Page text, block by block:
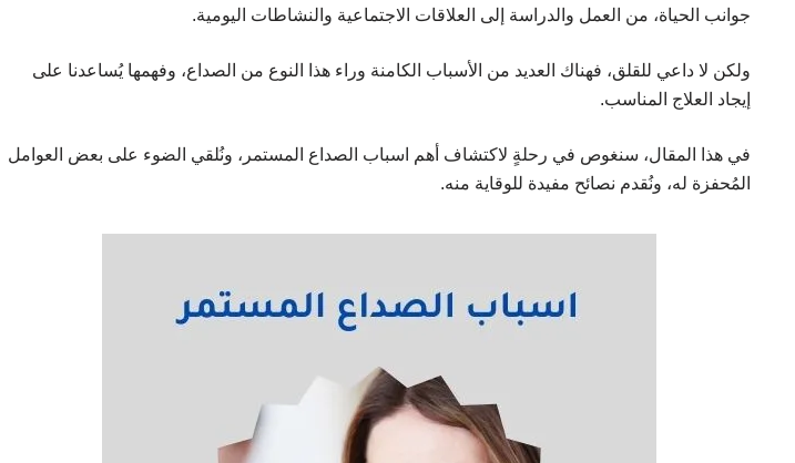
جوانب الحياة، من العمل والدراسة إلى العلاقات الاجتماعية والنشاطات اليومية.
ولكن لا داعي للقلق، فهناك العديد من الأسباب الكامنة وراء هذا النوع من الصداع، وفهمها يُساعدنا على
إيجاد العلاج المناسب.
في هذا المقال، سنغوص في رحلةٍ لاكتشاف أهم اسباب الصداع المستمر، ونُلقي الضوء على بعض العوامل
المُحفزة له، ونُقدم نصائح مفيدة للوقاية منه.